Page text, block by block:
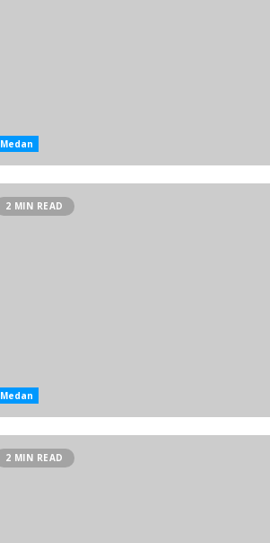
Medan
2 MIN READ
Medan
2 MIN READ